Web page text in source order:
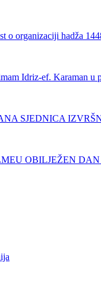
o organizaciji hadža
Idriz-ef. Karaman u
SJEDNICA
OBILJEŽEN